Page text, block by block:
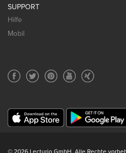
SUPPORT
Hilfe
Mobil
© 2026 Lecturio GmbH. Alle Rechte